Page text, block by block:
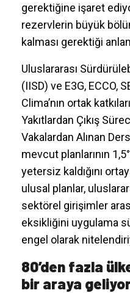
gerektiğine işaret
rezervlerin büyük
kalması gerektiği
Uluslararası
(IISD) ve E3G, ECCO,
Clima’nın ortak
Yakıtlardan Çıkış
Vakalardan Alınan
mevcut planlarının
yetersiz kaldığını
ulusal planlar,
sektörel girişimler
eksikliğini uygulama
engel olarak
80’den fazla
bir araya